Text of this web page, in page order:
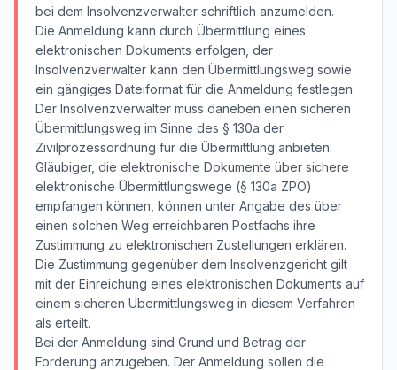
bei dem Insolvenzverwalter schriftlich anzumelden.
Die Anmeldung kann durch Übermittlung eines
elektronischen Dokuments erfolgen, der
Insolvenzverwalter kann den Übermittlungsweg sowie
ein gängiges Dateiformat für die Anmeldung festlegen.
Der Insolvenzverwalter muss daneben einen sicheren
Übermittlungsweg im Sinne des § 130a der
Zivilprozessordnung für die Übermittlung anbieten.
Gläubiger, die elektronische Dokumente über sichere
elektronische Übermittlungswege (§ 130a ZPO)
empfangen können, können unter Angabe des über
einen solchen Weg erreichbaren Postfachs ihre
Zustimmung zu elektronischen Zustellungen erklären.
Die Zustimmung gegenüber dem Insolvenzgericht gilt
mit der Einreichung eines elektronischen Dokuments auf
einem sicheren Übermittlungsweg in diesem Verfahren
als erteilt.
Bei der Anmeldung sind Grund und Betrag der
Forderung anzugeben. Der Anmeldung sollen die